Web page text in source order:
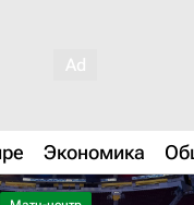
Экономика